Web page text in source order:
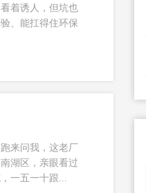
着诱人，但坑也
、能扛得住环保
来问我，这老厂
湖区，亲眼看过
一五一十跟...